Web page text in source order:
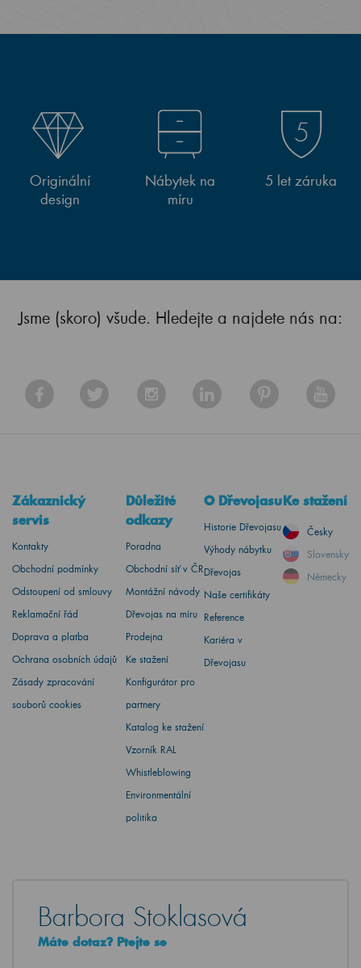
Originální
design
Nábytek na
míru
5 let záruka
Jsme (skoro) všude. Hledejte a najdete nás na:
Zákaznický
servis
Kontakty
Obchodní podmínky
Odstoupení od smlouvy
Reklamační řád
Doprava a platba
Ochrana osobních údajů
Zásady zpracování
souborů cookies
Důležité
odkazy
Poradna
Obchodní síť v ČR
Montážní návody
Dřevojas na míru
Prodejna
Ke stažení
Konfigurátor pro
partnery
Katalog ke stažení
Vzorník RAL
Whistleblowing
Environmentální
politika
O Dřevojasu
Historie Dřevojasu
Výhody nábytku
Dřevojas
Naše certifikáty
Reference
Kariéra v
Dřevojasu
Ke stažení
Česky
Slovensky
Německy
Barbora Stoklasová
Máte dotaz? Ptejte se